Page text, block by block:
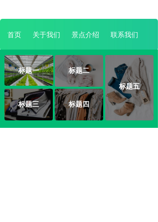
首页 关于我们 景点介绍 联系我们
标题一
标题五
标题二
标题三 标题四